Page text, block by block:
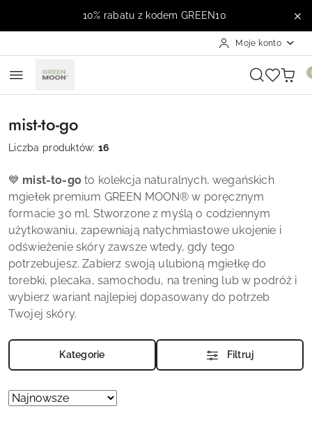
Przejdź do treści głównej
Przejdź do wyszukiwarki
Przejdź do moje konto
Przejdź do menu głównego
Przejdź do stopki10% rabatu z kodem GREEN10
Moje konto
mist-to-go
Liczba produktów:16
💙 mist-to-goto kolekcja naturalnych, wegańskich
mgiełek premium GREEN MOON® w poręcznym
formacie 30 ml. Stworzone z myślą o codziennym
użytkowaniu, zapewniają natychmiastowe ukojenie i
odświeżenie skóry zawsze wtedy, gdy tego
potrzebujesz. Zabierz swoją ulubioną mgiełkę do
torebki, plecaka, samochodu, na trening lub w podróż i
wybierz wariant najlepiej dopasowany do potrzeb
Twojej skóry.
Kategorie Filtruj
Zastosowano
Sortuj